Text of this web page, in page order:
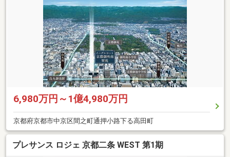
6,980万円～1億4,980万円
京都府京都市中京区間之町通押小路下る高田町
プレサンス ロジェ 京都二条 WEST 第1期